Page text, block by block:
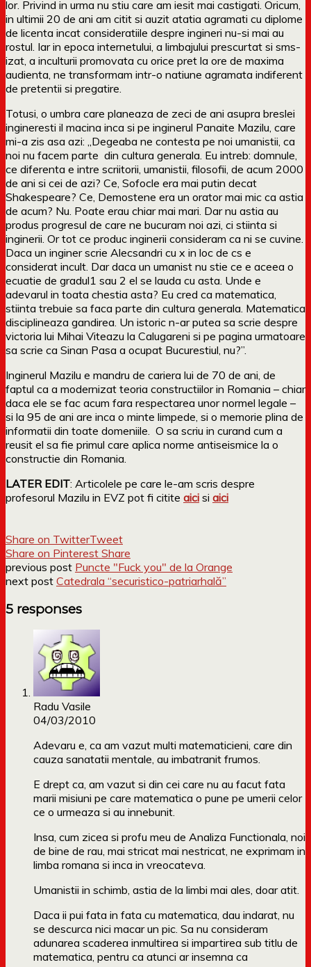
lor. Privind in urma nu stiu care am iesit mai castigati. Oricum,
in ultimii 20 de ani am citit si auzit atatia agramati cu diplome
de licenta incat consideratiile despre ingineri nu-si mai au
rostul. Iar in epoca internetului, a limbajului prescurtat si sms-
izat, a inculturii promovata cu orice pret la ore de maxima
audienta, ne transformam intr-o natiune agramata indiferent
de pretentii si pregatire.
Totusi, o umbra care planeaza de zeci de ani asupra breslei
ingineresti il macina inca si pe inginerul Panaite Mazilu, care
mi-a zis asa azi: „Degeaba ne contesta pe noi umanistii, ca
noi nu facem parte din cultura generala. Eu intreb: domnule,
ce diferenta e intre scriitorii, umanistii, filosofii, de acum 2000
de ani si cei de azi? Ce, Sofocle era mai putin decat
Shakespeare? Ce, Demostene era un orator mai mic ca astia
de acum? Nu. Poate erau chiar mai mari. Dar nu astia au
produs progresul de care ne bucuram noi azi, ci stiinta si
inginerii. Or tot ce produc inginerii consideram ca ni se cuvine.
Daca un inginer scrie Alecsandri cu x in loc de cs e
considerat incult. Dar daca un umanist nu stie ce e aceea o
ecuatie de gradul1 sau 2 el se lauda cu asta. Unde e
adevarul in toata chestia asta? Eu cred ca matematica,
stiinta trebuie sa faca parte din cultura generala. Matematica
disciplineaza gandirea. Un istoric n-ar putea sa scrie despre
victoria lui Mihai Viteazu la Calugareni si pe pagina urmatoare
sa scrie ca Sinan Pasa a ocupat Bucurestiul, nu?”.
Inginerul Mazilu e mandru de cariera lui de 70 de ani, de
faptul ca a modernizat teoria constructiilor in Romania – chiar
daca ele se fac acum fara respectarea unor normel legale –
si la 95 de ani are inca o minte limpede, si o memorie plina de
informatii din toate domeniile. O sa scriu in curand cum a
reusit el sa fie primul care aplica norme antiseismice la o
constructie din Romania.
LATER EDIT: Articolele pe care le-am scris despre
profesorul Mazilu in EVZ pot fi citite aici si aici
Share on TwitterTweet
Share on Pinterest Share
previous post Puncte "Fuck you" de la Orange
next post Catedrala “securistico-patriarhală”
5 responses
Radu Vasile
04/03/2010
Adevaru e, ca am vazut multi matematicieni, care din
cauza sanatatii mentale, au imbatranit frumos.
E drept ca, am vazut si din cei care nu au facut fata
marii misiuni pe care matematica o pune pe umerii celor
ce o urmeaza si au innebunit.
Insa, cum zicea si profu meu de Analiza Functionala, noi
de bine de rau, mai stricat mai nestricat, ne exprimam in
limba romana si inca in vreocateva.
Umanistii in schimb, astia de la limbi mai ales, doar atit.
Daca ii pui fata in fata cu matematica, dau indarat, nu
se descurca nici macar un pic. Sa nu consideram
adunarea scaderea inmultirea si impartirea sub titlu de
matematica, pentru ca atunci ar insemna ca